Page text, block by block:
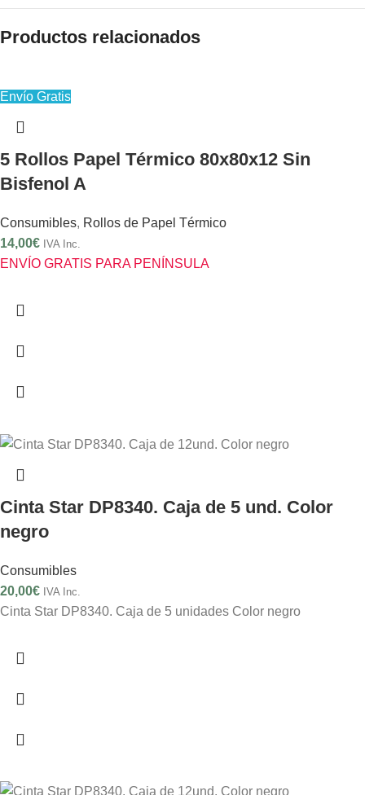
Productos relacionados
Envío Gratis
5 Rollos Papel Térmico 80x80x12 Sin
Bisfenol A
Consumibles, Rollos de Papel Térmico
14,00€ IVA Inc.
ENVÍO GRATIS PARA PENÍNSULA
Cinta Star DP8340. Caja de 5 und. Color
negro
Consumibles
20,00€ IVA Inc.
Cinta Star DP8340. Caja de 5 unidades Color negro